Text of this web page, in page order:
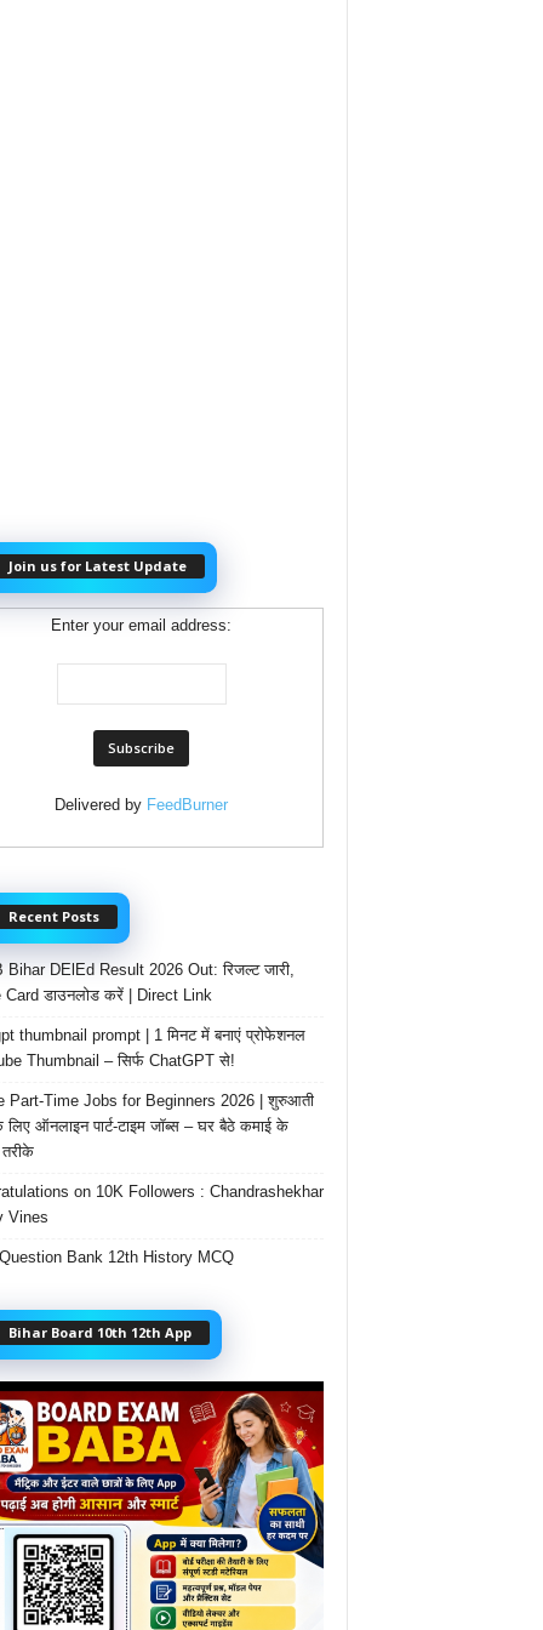
Join us for Latest Update
Enter your email address:
Delivered by FeedBurner
Recent Posts
Bihar DElEd Result 2026 Out: रिजल्ट जारी,
Card डाउनलोड करें | Direct Link
thumbnail prompt | 1 मिनट में बनाएं प्रोफेशनल
Thumbnail – सिर्फ ChatGPT से!
Part-Time Jobs for Beginners 2026 | शुरुआती
लिए ऑनलाइन पार्ट-टाइम जॉब्स – घर बैठे कमाई के
on 10K Followers : Chandrashekhar
Vines
Bank 12th History MCQ
Bihar Board 10th 12th App